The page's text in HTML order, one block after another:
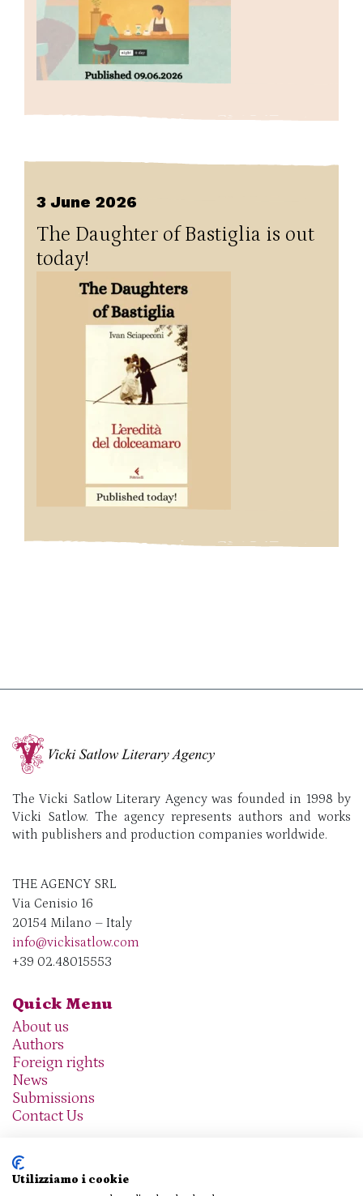
3 June 2026
The Daughter of Bastiglia is out
today!
The Vicki Satlow Literary Agency was founded in 1998 by
Vicki Satlow. The agency represents authors and works
with publishers and production companies worldwide.
THE AGENCY SRL
Via Cenisio 16
20154 Milano – Italy
info@vickisatlow.com
+39 02.48015553
Quick Menu
About us
Authors
Foreign rights
News
Submissions
Contact Us
Utilizziamo i cookie